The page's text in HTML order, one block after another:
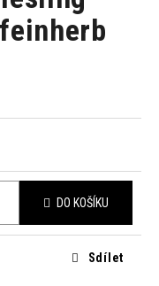
DO KOŠÍKU
Sdílet